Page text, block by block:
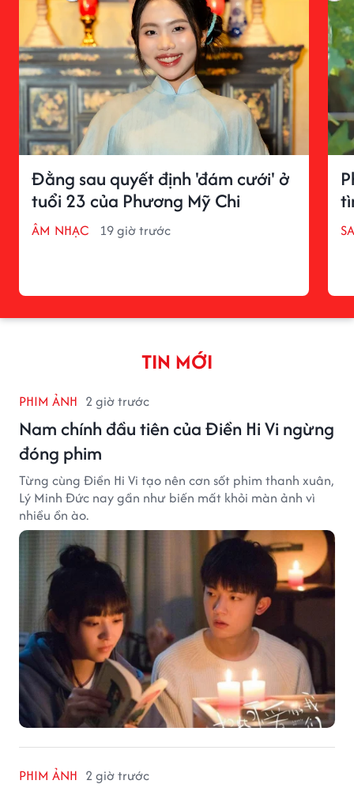
Đằng sau quyết định 'đám cưới' ở
tuổi 23 của Phương Mỹ Chi
ÂM NHẠC 19 giờ trước
TIN MỚI
PHIM ẢNH 2 giờ trước
Nam chính đầu tiên của Điền Hi Vi ngừng
đóng phim
Từng cùng Điền Hi Vi tạo nên cơn sốt phim thanh xuân,
Lý Minh Đức nay gần như biến mất khỏi màn ảnh vì
nhiều ồn ào.
PHIM ẢNH 2 giờ trước